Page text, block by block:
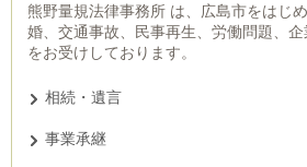
熊野量規法律事務所 は、広島市をはじ
婚、交通事故、民事再生、労働問題、
をお受けしております。
相続・遺言
事業承継